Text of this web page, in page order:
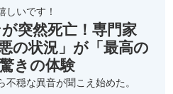
しいです！
突然死亡！専門家
の状況」が「最高の
きの体験
穏な異音が聞こえ始めた。